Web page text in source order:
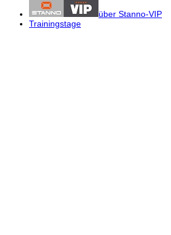
über Stanno-VIP
Trainingstage